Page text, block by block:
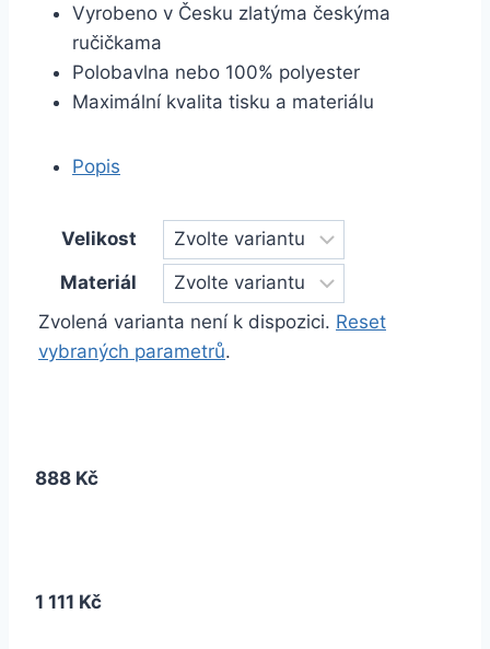
Vyrobeno v Česku zlatýma českýma
ručičkama
Polobavlna nebo 100% polyester
Maximální kvalita tisku a materiálu
Popis
Velikost
Materiál
Zvolená varianta není k dispozici. Reset
vybraných parametrů.
888 Kč
1 111 Kč